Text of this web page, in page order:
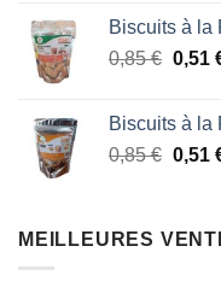
initial
était :
Biscuits à la
0,85€ Le
était :
0,85
0,51
Biscuits à la
0,85€ Le
était :
0,51
MEILLEURES